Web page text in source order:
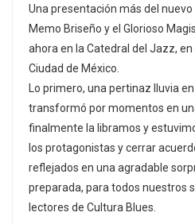
Una presentación más del nuevo
Memo Briseño y el Glorioso
ahora en la Catedral del Jazz,
Ciudad de México.
Lo primero, una pertinaz lluvia
transformó por momentos en
finalmente la libramos y
los protagonistas y cerrar
reflejados en una agradable
preparada, para todos nuestros
lectores de Cultura Blues.